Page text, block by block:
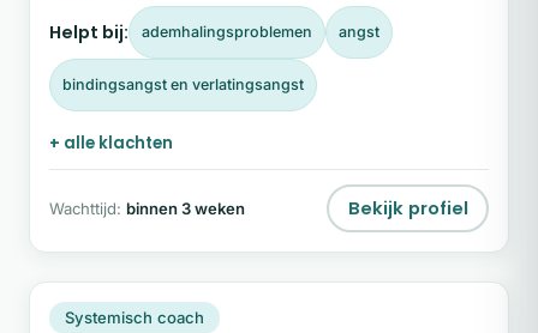
Verlang je ernaar om niet alleen symptomen te
bestrijden, maar de werkelijke oorzaak aan te
pakken? Jouw verandering kan hier beginnen.
Neem vandaag nog de eerste stap en vul het
contactformulier op deze pagina in!
Helpt bij: ademhalingsproblemen angst
bindingsangst en verlatingsangst
+ alle klachten
Wachttijd: binnen 3 weken Bekijk profiel
Snel beschikbaar
Systemisch coach